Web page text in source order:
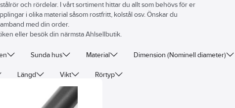
och rördelar. I vårt sortiment hittar du allt som behövs för er
i olika material såsom rostfritt, kolstål osv. Önskar du
med din order.
eller besök din närmsta Ahlsellbutik.
Sunda hus Material Dimension (Nominell diameter)
Längd Vikt Rörtyp